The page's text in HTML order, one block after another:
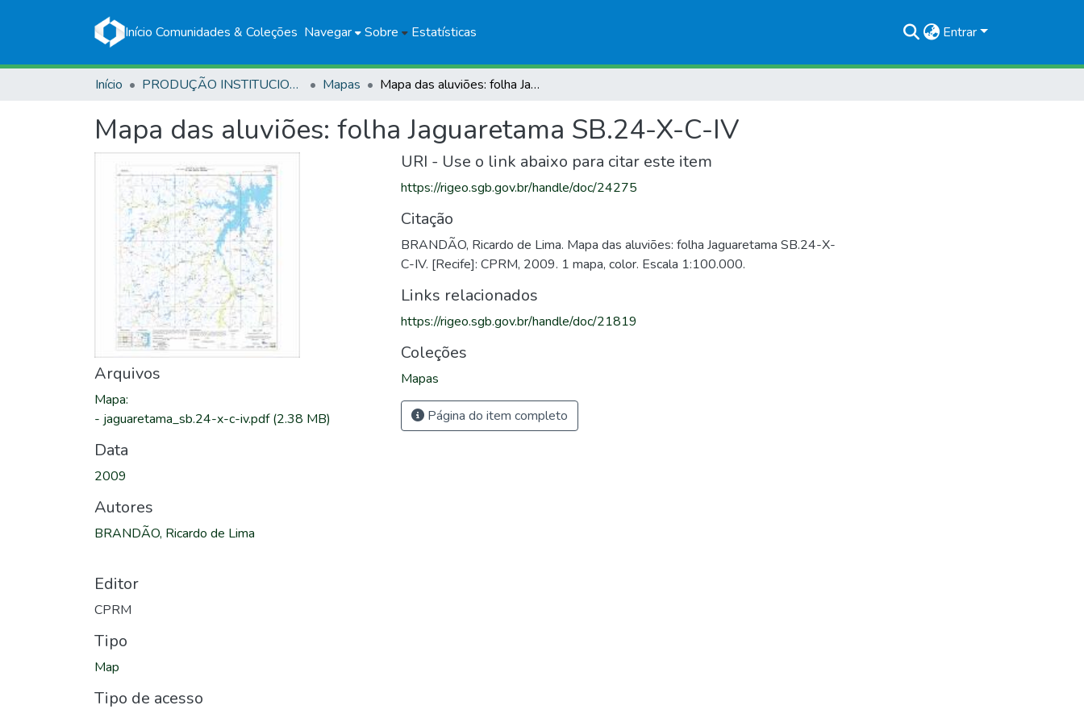
Início Comunidades & Coleções Navegar Sobre Estatísticas Entrar
Início PRODUÇÃO INSTITUCIONAL Mapas Mapa das aluviões: folha Jaguaretama SB.24-X-C-IV
Mapa das aluviões: folha Jaguaretama SB.24-X-C-IV
Arquivos
Mapa:
- jaguaretama_sb.24-x-c-iv.pdf(2.38 MB)
Data
2009
Autores
BRANDÃO, Ricardo de Lima
Editor
CPRM
Tipo
Map
Tipo de acesso
URI - Use o link abaixo para citar este item
https://rigeo.sgb.gov.br/handle/doc/24275
Citação
BRANDÃO, Ricardo de Lima. Mapa das aluviões: folha Jaguaretama SB.24-X-
C-IV. [Recife]: CPRM, 2009. 1 mapa, color. Escala 1:100.000.
Links relacionados
https://rigeo.sgb.gov.br/handle/doc/21819
Coleções
Mapas
Página do item completo